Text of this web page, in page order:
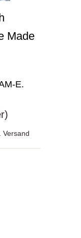
Made
E.
Versand